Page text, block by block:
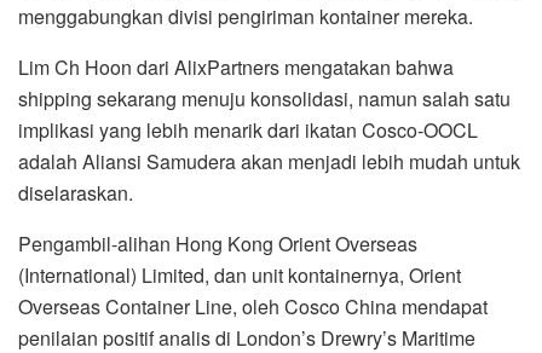
menggabungkan divisi pengiriman kontainer mereka.
Lim Ch Hoon dari AlixPartners mengatakan bahwa
shipping sekarang menuju konsolidasi, namun salah satu
implikasi yang lebih menarik dari ikatan Cosco-OOCL
adalah Aliansi Samudera akan menjadi lebih mudah untuk
diselaraskan.
Pengambil-alihan Hong Kong Orient Overseas
(International) Limited, dan unit kontainernya, Orient
Overseas Container Line, oleh Cosco China mendapat
penilaian positif analis di London’s Drewry’s Maritime